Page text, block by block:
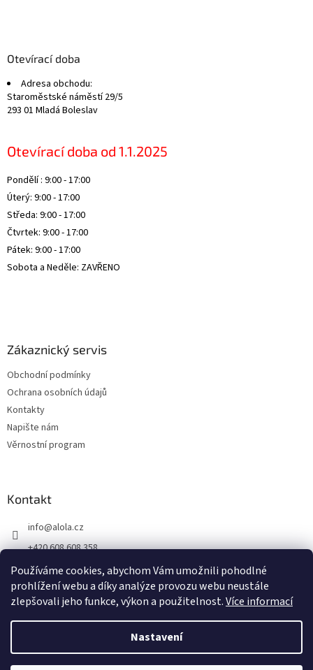
Používáme cookies, abychom Vám umožnili pohodlné
prohlížení webu a díky analýze provozu webu neustále
zlepšovali jeho funkce, výkon a použitelnost.Více informací
Nastavení
Otevírací doba
Adresa obchodu:
Staroměstské náměstí 29/5
293 01 Mladá Boleslav
Otevírací doba od 1.1.2025
Pondělí : 9:00 - 17:00
Úterý: 9:00 - 17:00
Středa: 9:00 - 17:00
Čtvrtek: 9:00 - 17:00
Pátek: 9:00 - 17:00
Sobota a Neděle: ZAVŘENO
Zákaznický servis
Obchodní podmínky
Ochrana osobních údajů
Kontakty
Napište nám
Věrnostní program
Kontakt
info@alola.cz
+420 608 608 358
https://www.facebook.com/alolaCZ
alola.cz/
Vytvořil Shoptet